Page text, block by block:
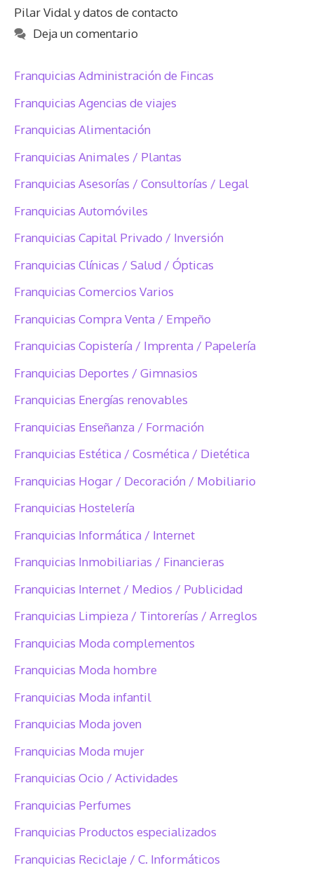
Pilar Vidal y datos de contacto
Deja un comentario
Franquicias Administración de Fincas
Franquicias Agencias de viajes
Franquicias Alimentación
Franquicias Animales / Plantas
Franquicias Asesorías / Consultorías / Legal
Franquicias Automóviles
Franquicias Capital Privado / Inversión
Franquicias Clínicas / Salud / Ópticas
Franquicias Comercios Varios
Franquicias Compra Venta / Empeño
Franquicias Copistería / Imprenta / Papelería
Franquicias Deportes / Gimnasios
Franquicias Energías renovables
Franquicias Enseñanza / Formación
Franquicias Estética / Cosmética / Dietética
Franquicias Hogar / Decoración / Mobiliario
Franquicias Hostelería
Franquicias Informática / Internet
Franquicias Inmobiliarias / Financieras
Franquicias Internet / Medios / Publicidad
Franquicias Limpieza / Tintorerías / Arreglos
Franquicias Moda complementos
Franquicias Moda hombre
Franquicias Moda infantil
Franquicias Moda joven
Franquicias Moda mujer
Franquicias Ocio / Actividades
Franquicias Perfumes
Franquicias Productos especializados
Franquicias Reciclaje / C. Informáticos